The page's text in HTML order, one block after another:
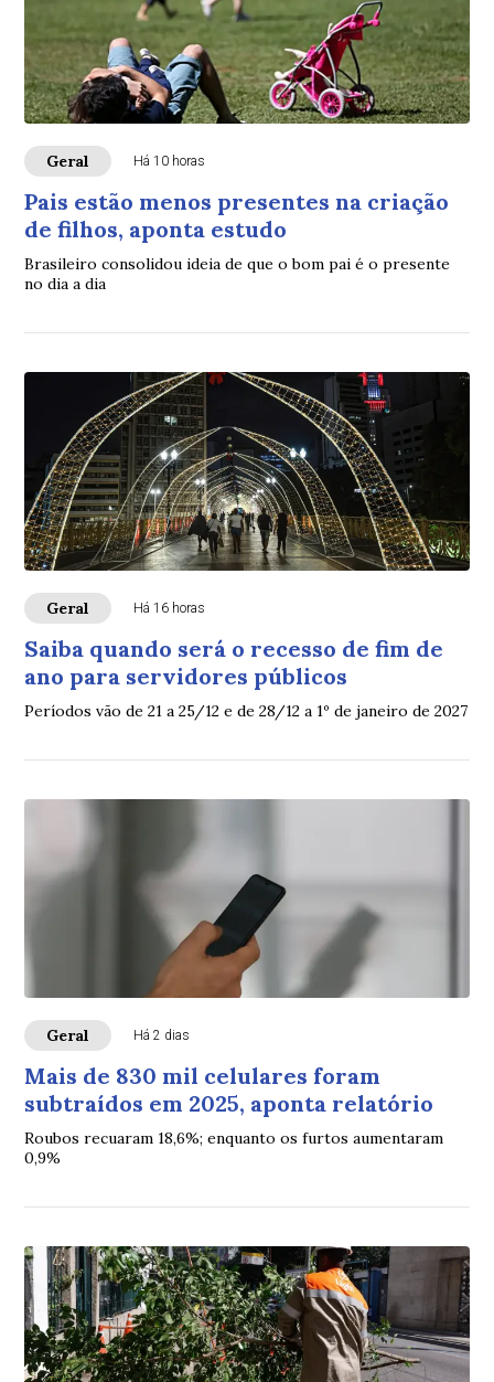
Geral Há 10 horas
Pais estão menos presentes na criação
de filhos, aponta estudo
Brasileiro consolidou ideia de que o bom pai é o presente
no dia a dia
Geral Há 16 horas
Saiba quando será o recesso de fim de
ano para servidores públicos
Períodos vão de 21 a 25/12 e de 28/12 a 1º de janeiro de 2027
Geral Há 2 dias
Mais de 830 mil celulares foram
subtraídos em 2025, aponta relatório
Roubos recuaram 18,6%; enquanto os furtos aumentaram
0,9%